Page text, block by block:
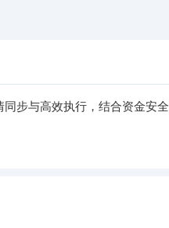
步与高效执行，结合资金安全